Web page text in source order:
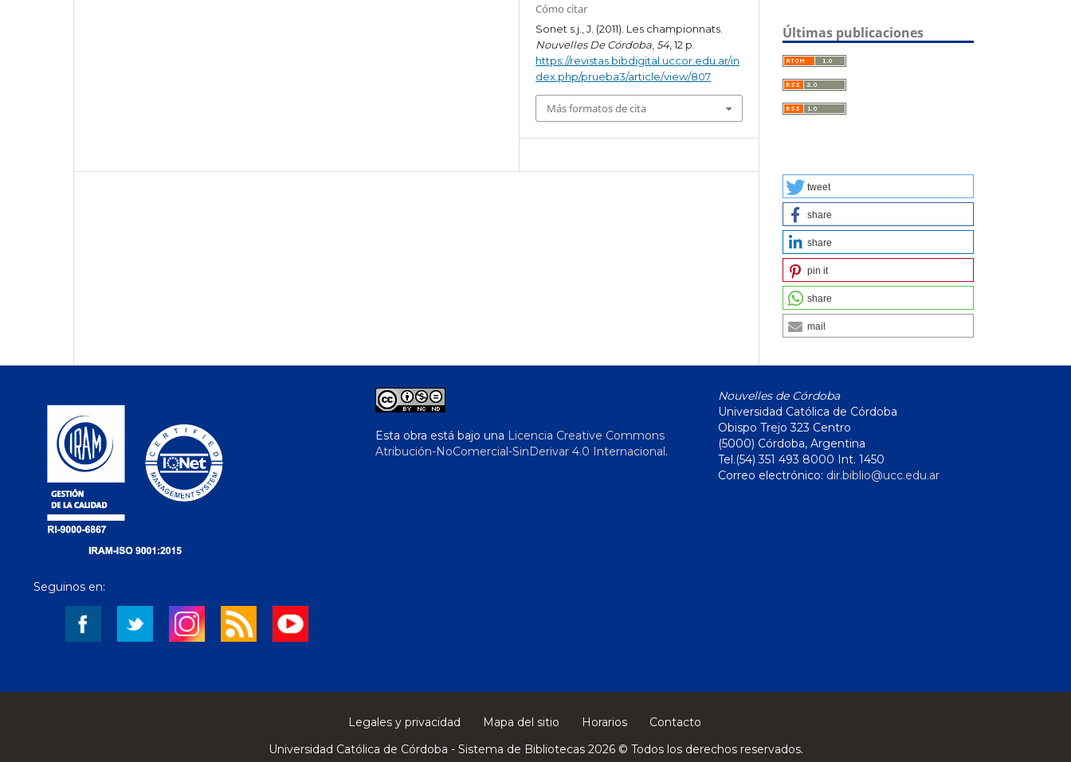
Cómo citar
Sonet s.j., J. (2011). Les championnats.
Nouvelles De Córdoba ,54 , 12 p.
https://revistas.bibdigital.uccor.edu.ar/in
dex.php/prueba3/article/view/807
Más formatos de cita
Últimas publicaciones
tweet
share
share
pin it
share
mail
Seguinos en:
Esta obra está bajo una Licencia Creative Commons
Atribución-NoComercial-SinDerivar 4.0 Internacional.
Nouvelles de Córdoba
Universidad Católica de Córdoba
Obispo Trejo 323 Centro
(5000) Córdoba, Argentina
Tel.(54) 351 493 8000 Int. 1450
Correo electrónico: dir.biblio@ucc.edu.ar
Legales y privacidad Mapa del sitio Horarios
Contacto
Universidad Católica de Córdoba - Sistema de Bibliotecas 2026 © Todos los derechos reservados.